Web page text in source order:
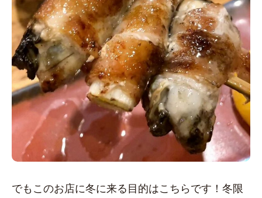
でもこのお店に冬に来る目的はこちらです！冬限